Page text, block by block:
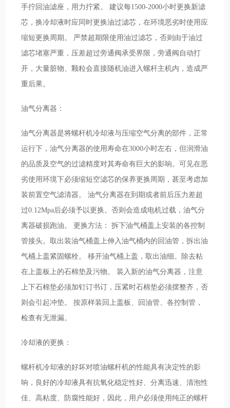
手拧回油滤座，用力拧紧。 建议每1500-2000小时更换新滤
芯，换冷却液时应同时更换油过滤芯，在环境恶劣时使用应
缩短更换周期。 严禁超期限使用油过滤芯，否则由于油过
滤芯堵塞严重，压差超过旁通阀承受界限，旁通阀自动打
开，大量脏物、颗粒会直接随机油进入螺杆主机内，造成严
重后果。
油气分离器：
油气分离器是将螺杆机冷却液与压缩空气分离的部件，正常
运行下，油气分离器的使用寿命在3000小时左右，但润滑油
的品质及空气的过滤精度对其寿命有巨大的影响。可见在恶
劣使用环境下必须缩短空滤芯的保养更换周期，甚至考虑加
装前置空气滤清器。 油气分离器在到期或者前后压力差超
过0.12Mpa后必须予以更换。否则会造成电机过载，油气分
离器破损跑油。 更换方法： 拆下油气桶盖上安装的各控制
管接头。取出装油气桶盖上伸入油气桶内的回油管，拆出油
气桶上盖紧固螺栓。 移开油气桶上盖，取出油细。除去粘
在上盖板上的石棉垫及污物。 装入新的油气分离器，注意
上下石棉垫必须加钉订书订，压紧时石棉垫必须摆整齐，否
则会引起冲垫。 按原样装回上盖板、回油管、各控制管，
检查有无泄漏。
冷却液的更换：
螺杆机冷却液的好坏对喷油螺杆机的性能具有决定性的影
响，良好的冷却液具有抗氧化稳定性好、分离迅速、清泡性
佳、高粘度、防腐性能好，因此，用户必须使用纯正的螺杆